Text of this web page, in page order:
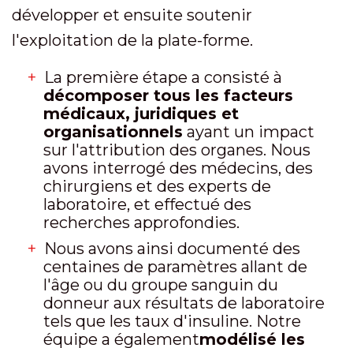
développer et ensuite soutenir
l'exploitation de la plate-forme.
La première étape a consisté à
décomposer tous les facteurs
médicaux, juridiques et
organisationnels ayant un impact
sur l'attribution des organes. Nous
avons interrogé des médecins, des
chirurgiens et des experts de
laboratoire, et effectué des
recherches approfondies.
Nous avons ainsi documenté des
centaines de paramètres allant de
l'âge ou du groupe sanguin du
donneur aux résultats de laboratoire
tels que les taux d'insuline. Notre
équipe a égalementmodélisé les